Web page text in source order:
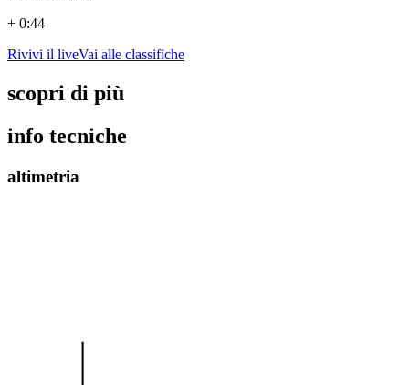
+ 0:44
Rivivi il liveVai alle classifiche
scopri di più
info tecniche
altimetria